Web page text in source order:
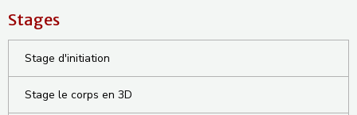
Stages
Stage d'initiation
Stage le corps en 3D